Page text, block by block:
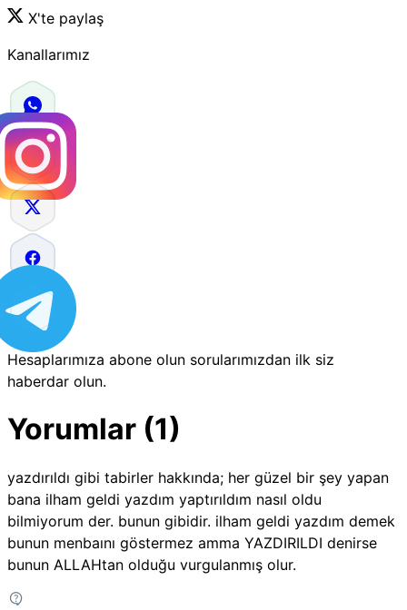
X'te paylaş
Kanallarımız
Hesaplarımıza abone olun sorularımızdan ilk siz
haberdar olun.
Yorumlar (1)
yazdırıldı gibi tabirler hakkında; her güzel bir şey yapan
bana ilham geldi yazdım yaptırıldım nasıl oldu
bilmiyorum der. bunun gibidir. ilham geldi yazdım demek
bunun menbaını göstermez amma YAZDIRILDI denirse
bunun ALLAHtan olduğu vurgulanmış olur.